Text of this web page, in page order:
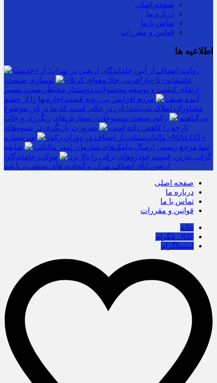
صفحه اصلی
درباره ما
تماس با ما
قوانین و مقررات
اطلاعیه ها
روایت اصناف از آیین جاماندگان اربعین در تهران؛ از «خدمت
عاشقانه» تا «بازآفرینی حال‌وهوای کربلا»
نوسازی صنعت،
ارتقای کیفیت و توسعه محصولات دوستدار محیط‌زیست، مسیر
آینده صنف
مردم افزایش بی رویه قیمت اجاره‌بها را از چشم
مشاوران املاک می‌بینند؛ این در حالی است که ما در این موضوع
بی‌گناهیم
رکود صنعت منسوجات، سفارش‌های رنگرزی و چاپ
پارچه را کاهش داده است
ضرورت بازنگری در شیوه‌های
مالیات‌ستانی از اصناف در دوران رکود
سرشماره «MALIAT»
تنها مرجع رسمی ارسال پیامک‌های سازمان امور مالیاتی
شایعه
گرانی بنزین، قیمت خودروهای برقی را بالا برد
موکب جاماندگان
اربعین اتاق اصناف تهران و اتحادیه های صنفی برپا شد
صفحه اصلی
درباره ما
تماس با ما
قوانین و مقررات
خانه
کانال تلگرام
اینستاگرام